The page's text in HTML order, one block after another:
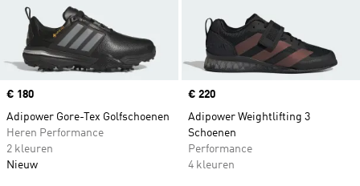
Price
€ 180
Adipower Gore-Tex Golfschoenen
Heren Performance
2 kleuren
Nieuw
Price
€ 220
Adipower Weightlifting 3
Schoenen
Performance
4 kleuren